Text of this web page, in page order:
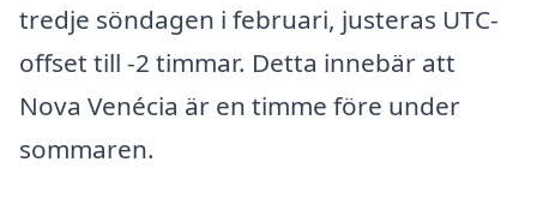
tredje söndagen i februari, justeras UTC-
offset till -2 timmar. Detta innebär att
Nova Venécia är en timme före under
sommaren.